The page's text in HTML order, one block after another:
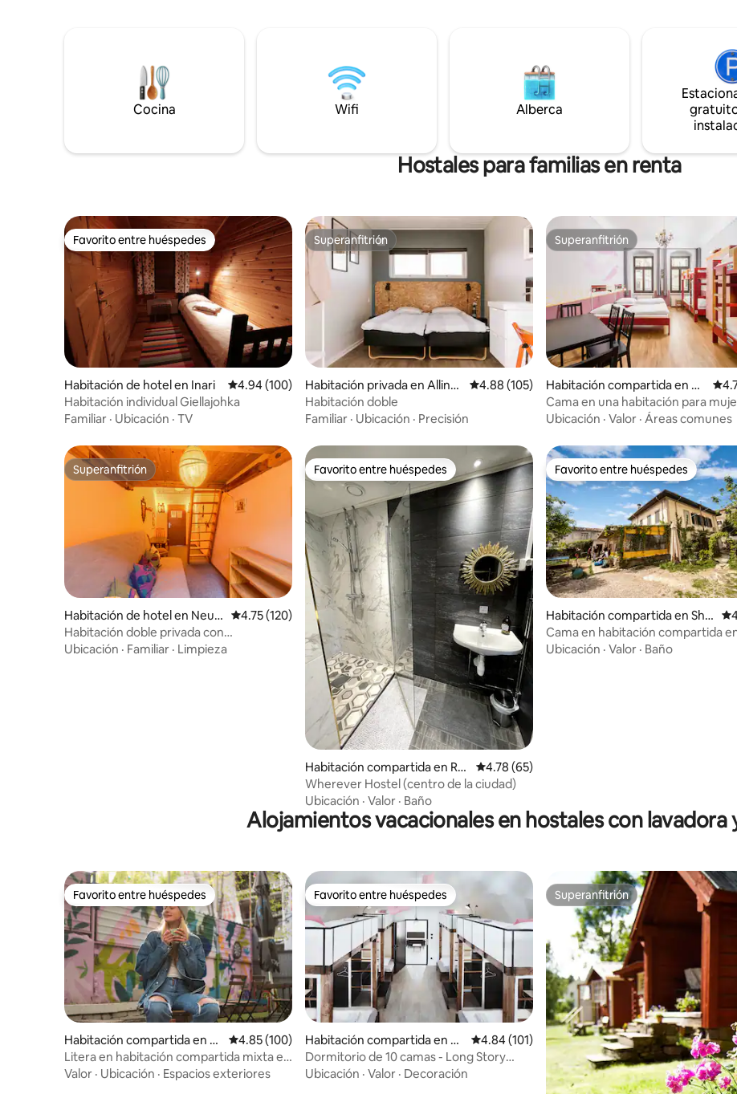
de la ciudad, la propiedad tiene una
ubicación ideal para un punto de partida
para explorar el centro de Varsovia a pie.
mascotas por 10 EUR por día. ❤ La
factura, por supuesto. ¿❤ Más consejos?
¡Lea nuestra propia guía! ¡Hecho para
todos!
Cocina Wifi Alberca
Hostales para familias en renta
Favorito entre huéspedes
Favorito entre huéspedes
Habitación de hotel en Inari Calificación promedio: 4.94 de 5; 100 evaluaciones
4.94 (100)
Habitación individual Giellajohka
Familiar · Ubicación · TV
Superanfitrión
Superanfitrión
Habitación privada en Alling
e
Calificación promedio: 4.88 de 5; 105
4.88 (105)
Habitación doble
Familiar · Ubicación · Precisión
Superanfitrión
Superanfitrión
Habitación compartida en N
eustadt
Cama en una habitación para
6 camas con ducha compartida e
Ubicación · Valor · Áreas comunes
Superanfitrión
Superanfitrión
Habitación de hotel en Neust
adt
Calificación promedio: 4.75 de 5; 120 evaluaciones
4.75 (120)
Habitación doble privada con
instalaciones compartidas
Ubicación · Familiar · Limpieza
Favorito entre huéspedes
Favorito entre huéspedes
Habitación compartida en Ro
vaniemi
Calificación promedio: 4.78 de 5; 65 evaluaciones
4.78 (65)
Wherever Hostel (centro de la ciudad)
Ubicación · Valor · Baño
Favorito entre huéspedes
Favorito entre huéspedes
Habitación compartida en Shk
odër
Cama en habitación compartida
albergue Mi Casa es Tu Casa
Ubicación · Valor · Baño
Alojamientos vacacionales en hostales con lavadora
Favorito entre huéspedes
Favorito entre huéspedes
Habitación compartida en St
ari Grad
Calificación promedio: 4.85 de 5; 100 evaluaciones
4.85 (100)
Litera en habitación compartida mixta en
el casco antiguo
Valor · Ubicación · Espacios exteriores
Favorito entre huéspedes
Favorito entre huéspedes
Habitación compartida en Ol
omouc
Calificación promedio: 4.84 de 5; 101
4.84 (101)
Dormitorio de 10 camas - Long Story
Short Hostel & Café
Ubicación · Valor · Decoración
Superanfitrión
Superanfitrión